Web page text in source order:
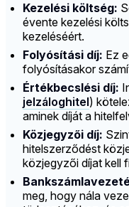
Kezelési költség:
évente kezelési
kezeléséért.
Folyósítási díj: Ez
folyósításakor
Értékbecslési díj:
jelzáloghitel)
aminek díját a
Közjegyzői díj:
hitelszerződést
közjegyzői díjat kell
meg, hogy nála